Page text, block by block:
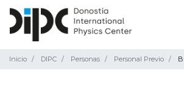
Inicio DIPC Personas Personal Previo